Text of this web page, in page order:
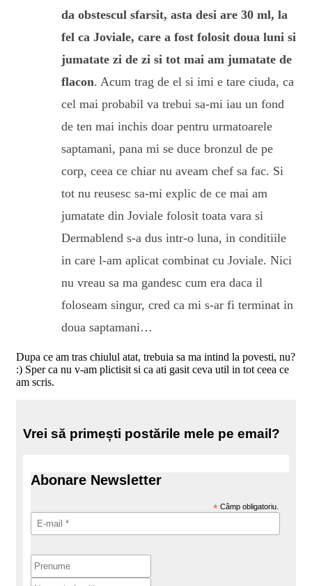
da obstescul sfarsit, asta desi are 30 ml, la
fel ca Joviale, care a fost folosit doua luni si
jumatate zi de zi si tot mai am jumatate de
flacon. Acum trag de el si imi e tare ciuda, ca
cel mai probabil va trebui sa-mi iau un fond
de ten mai inchis doar pentru urmatoarele
saptamani, pana mi se duce bronzul de pe
corp, ceea ce chiar nu aveam chef sa fac. Si
tot nu reusesc sa-mi explic de ce mai am
jumatate din Joviale folosit toata vara si
Dermablend s-a dus intr-o luna, in conditiile
in care l-am aplicat combinat cu Joviale. Nici
nu vreau sa ma gandesc cum era daca il
foloseam singur, cred ca mi s-ar fi terminat in
doua saptamani…
Dupa ce am tras chiulul atat, trebuia sa ma intind la povesti, nu?
:) Sper ca nu v-am plictisit si ca ati gasit ceva util in tot ceea ce
am scris.
Vrei să primești postările mele pe email?
Abonare Newsletter
* Câmp obligatoriu.